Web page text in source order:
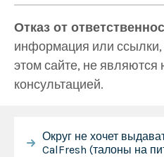
Отказ от
информация или
этом сайте, не являются
консультацией.
Округ не хочет
CalFresh (талоны на